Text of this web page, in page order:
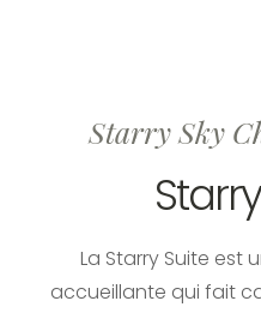
Starry Sky
Starry
La Starry Suite est
accueillante qui fait